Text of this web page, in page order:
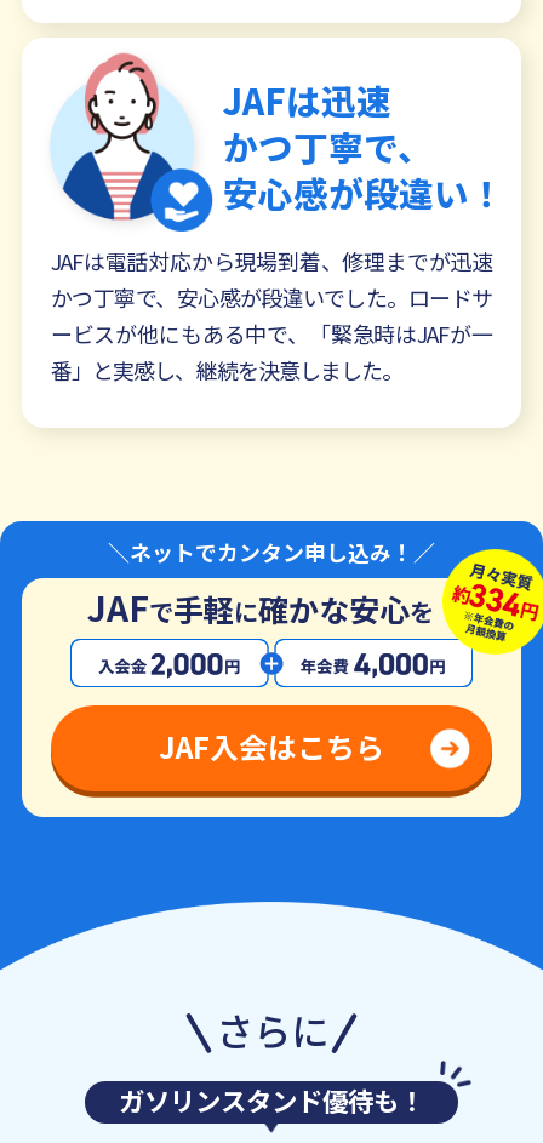
JAFは迅速
かつ丁寧で、
安心感が段違い！
JAFは電話対応から現場到着、修理までが迅速
かつ丁寧で、安心感が段違いでした。ロードサ
ービスが他にもある中で、「緊急時はJAFが一
番」と実感し、継続を決意しました。
＼ネットでカンタン申し込み！／
JAFで手軽に確かな安心を
JAF入会はこちら
さらに
ガソリンスタンド優待も！